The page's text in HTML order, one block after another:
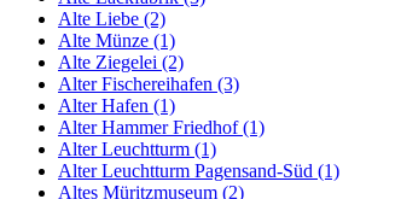
Alte Liebe (2)
Alte Münze (1)
Alte Ziegelei (2)
Alter Fischereihafen (3)
Alter Hafen (1)
Alter Hammer Friedhof (1)
Alter Leuchtturm (1)
Alter Leuchtturm Pagensand-Süd (1)
Altes Müritzmuseum (2)